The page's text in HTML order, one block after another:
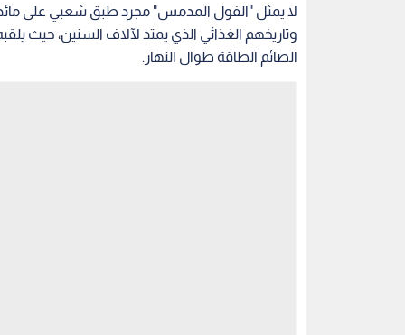
لا يمثل "الفول المدمس" مجرد طبق شعبي على
وتاريخهم الغذائي الذي يمتد لآلاف السنين، حيث
الصائم الطاقة طوال النهار.